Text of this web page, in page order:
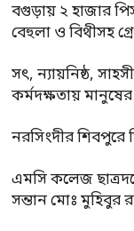
বগুড়ায় ২ হাজার পিস
বেহুলা ও বিথীসহ
সৎ, ন্যায়নিষ্ঠ,
কর্মদক্ষতায়
নরসিংদীর শিবপুরে
এমসি কলেজ
সন্তান মোঃ মুহিবুর